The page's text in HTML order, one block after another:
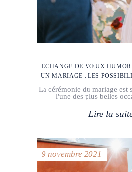
ECHANGE DE VŒUX
UN MARIAGE : LES
La cérémonie du mariage est
l'une des plus belles
Lire la
9 novembre 2021